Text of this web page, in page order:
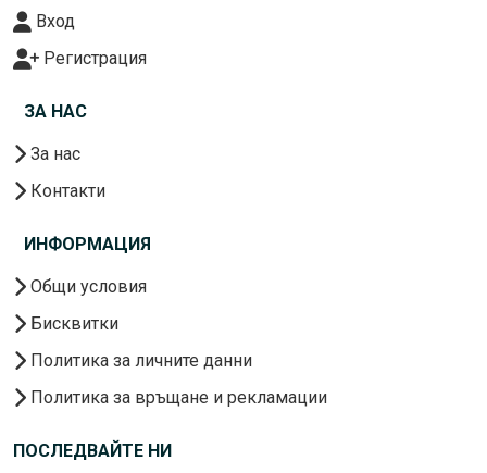
Вход
Регистрация
ЗА НАС
За нас
Контакти
ИНФОРМАЦИЯ
Общи условия
Бисквитки
Политика за личните данни
Политика за връщане и рекламации
ПОСЛЕДВАЙТЕ НИ